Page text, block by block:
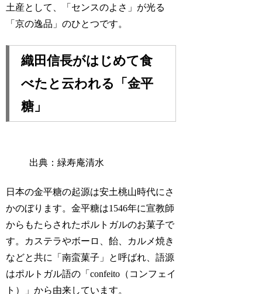
土産として、「センスのよさ」が光る
「京の逸品」のひとつです。
織田信長がはじめて食
べたと云われる「金平
糖」
出典：緑寿庵清水
日本の金平糖の起源は安土桃山時代にさ
かのぼります。金平糖は1546年に宣教師
からもたらされたポルトガルのお菓子で
す。カステラやボーロ、飴、カルメ焼き
などと共に「南蛮菓子」と呼ばれ、語源
はポルトガル語の「confeito（コンフェイ
ト）」から由来しています。